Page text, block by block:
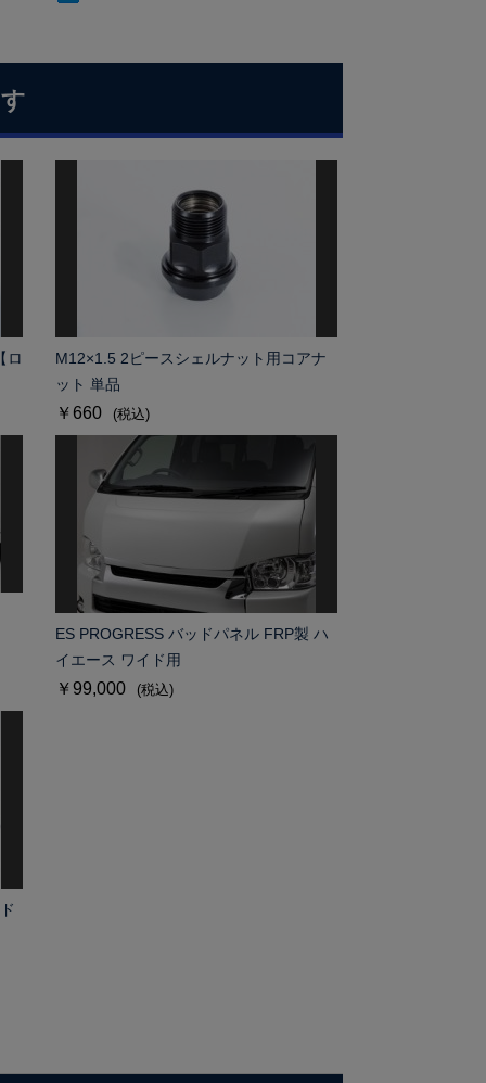
ロ
M12×1.5 2ピースシェルナット用コアナ
ット 単品
￥660 (税込)
ES PROGRESS バッドパネル FRP製 ハ
イエース ワイド用
￥99,000 (税込)